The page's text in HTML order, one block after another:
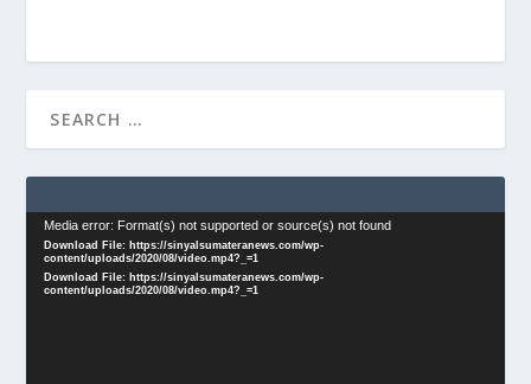
Video
Player
Media error: Format(s) not supported or source(s) not found
Download File: https://sinyalsumateranews.com/wp-
content/uploads/2020/08/video.mp4?_=1
Download File: https://sinyalsumateranews.com/wp-
content/uploads/2020/08/video.mp4?_=1